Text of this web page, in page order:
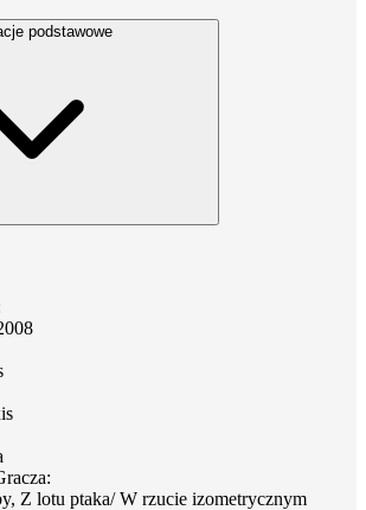
podstawowe
:
Z lotu ptaka/ W rzucie izometrycznym